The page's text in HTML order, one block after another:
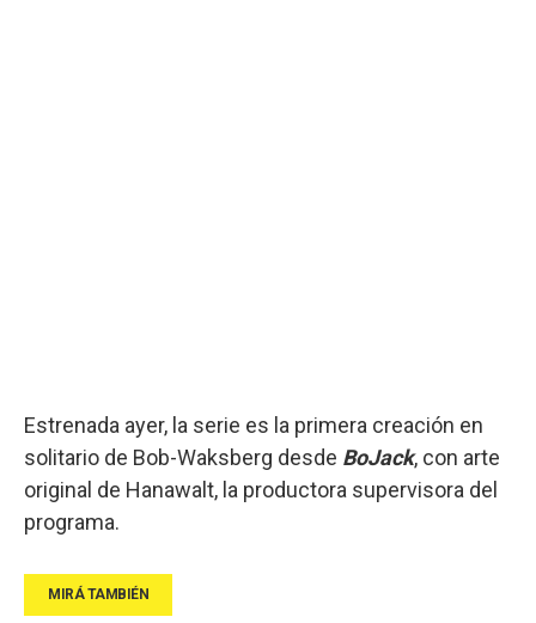
Estrenada ayer, la serie es la primera creación en
solitario de Bob-Waksberg desde BoJack, con arte
original de Hanawalt, la productora supervisora del
programa.